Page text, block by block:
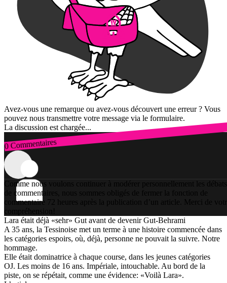
Avez-vous une remarque ou avez-vous découvert une erreur ? Vous
pouvez nous transmettre votre message via le formulaire.
La discussion est chargée...
0 Commentaires
Connexion
Comme nous voulons continuer à modérer personnellement les débats
de commentaires, nous sommes obligés de fermer la fonction de
commentaire 72 heures après la publication d’un article. Merci de
compréhension!
Lara était déjà «sehr» Gut avant de devenir Gut-Behrami
A 35 ans, la Tessinoise met un terme à une histoire commencée dans
les catégories espoirs, où, déjà, personne ne pouvait la suivre. Notre
hommage.
Elle était dominatrice à chaque course, dans les jeunes catégories
OJ. Les moins de 16 ans. Impériale, intouchable. Au bord de la
piste, on se répétait, comme une évidence: «Voilà Lara».